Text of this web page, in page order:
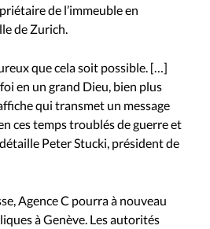
de l’immeuble en
de Zurich.
que cela soit possible. […]
en un grand Dieu, bien plus
qui transmet un message
ces temps troublés de guerre et
Peter Stucki, président de
Agence C pourra à nouveau
à Genève. Les autorités